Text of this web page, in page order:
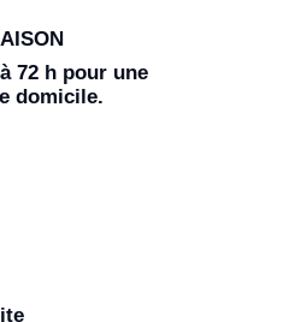
72 h pour une
domicile.